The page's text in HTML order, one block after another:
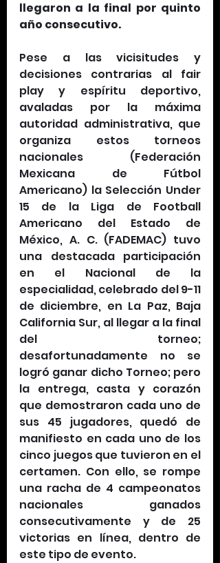
llegaron a la final por quinto
año consecutivo.
Pese a las vicisitudes y
decisiones contrarias al fair
play y espíritu deportivo,
avaladas por la máxima
autoridad administrativa, que
organiza estos torneos
nacionales (Federación
Mexicana de Fútbol
Americano) la Selección Under
15 de la Liga de Football
Americano del Estado de
México, A. C. (FADEMAC) tuvo
una destacada participación
en el Nacional de la
especialidad, celebrado del 9-11
de diciembre, en La Paz, Baja
California Sur, al llegar a la final
del torneo;
desafortunadamente no se
logró ganar dicho Torneo; pero
la entrega, casta y corazón
que demostraron cada uno de
sus 45 jugadores, quedó de
manifiesto en cada uno de los
cinco juegos que tuvieron en el
certamen. Con ello, se rompe
una racha de 4 campeonatos
nacionales ganados
consecutivamente y de 25
victorias en línea, dentro de
este tipo de evento.